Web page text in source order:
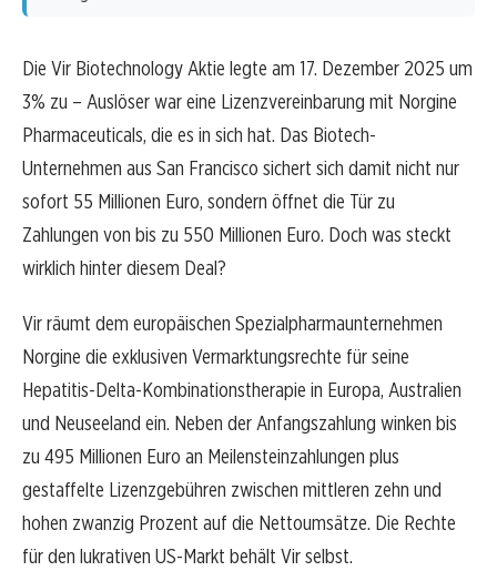
Die Vir Biotechnology Aktie legte am 17. Dezember 2025 um
3% zu – Auslöser war eine Lizenzvereinbarung mit Norgine
Pharmaceuticals, die es in sich hat. Das Biotech-
Unternehmen aus San Francisco sichert sich damit nicht nur
sofort 55 Millionen Euro, sondern öffnet die Tür zu
Zahlungen von bis zu 550 Millionen Euro. Doch was steckt
wirklich hinter diesem Deal?
Vir räumt dem europäischen Spezialpharmaunternehmen
Norgine die exklusiven Vermarktungsrechte für seine
Hepatitis-Delta-Kombinationstherapie in Europa, Australien
und Neuseeland ein. Neben der Anfangszahlung winken bis
zu 495 Millionen Euro an Meilensteinzahlungen plus
gestaffelte Lizenzgebühren zwischen mittleren zehn und
hohen zwanzig Prozent auf die Nettoumsätze. Die Rechte
für den lukrativen US-Markt behält Vir selbst.